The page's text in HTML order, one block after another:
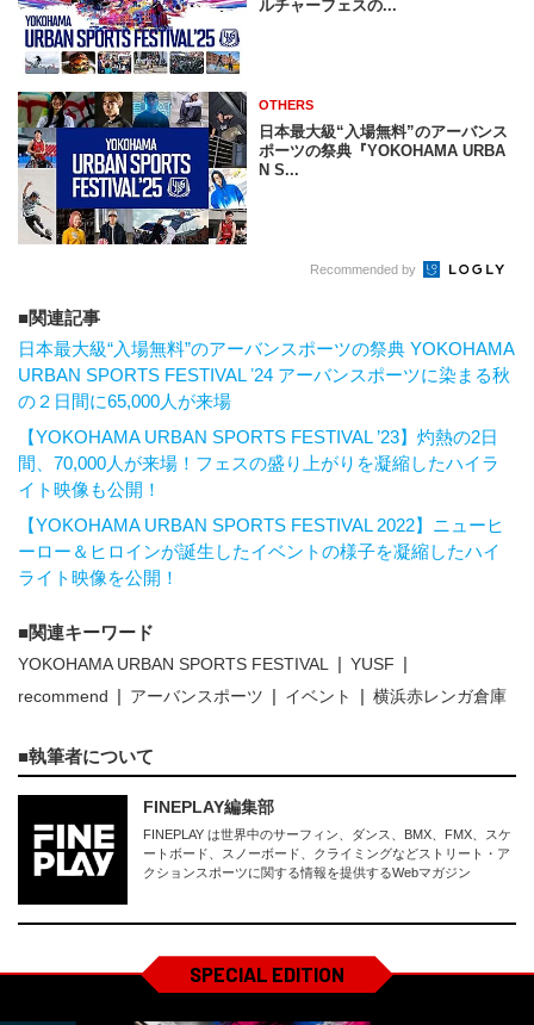
ルチャーフェスの...
OTHERS
日本最大級“入場無料”のアーバンス
ポーツの祭典『YOKOHAMA URBA
N S...
Recommended by
関連記事
⽇本最⼤級“⼊場無料”のアーバンスポーツの祭典 YOKOHAMA
URBAN SPORTS FESTIVAL ʼ24 アーバンスポーツに染まる秋
の２⽇間に65,000⼈が来場
【YOKOHAMA URBAN SPORTS FESTIVAL ’23】灼熱の2日
間、70,000人が来場！フェスの盛り上がりを凝縮したハイラ
イト映像も公開！
【YOKOHAMA URBAN SPORTS FESTIVAL 2022】ニューヒ
ーロー＆ヒロインが誕生したイベントの様子を凝縮したハイ
ライト映像を公開！
関連キーワード
YOKOHAMA URBAN SPORTS FESTIVAL
YUSF
recommend
アーバンスポーツ イベント 横浜赤レンガ倉庫
執筆者について
FINEPLAY編集部
FINEPLAY は世界中のサーフィン、ダンス、BMX、FMX、スケ
ートボード、スノーボード、クライミングなどストリート・ア
クションスポーツに関する情報を提供するWebマガジン
SPECIAL EDITION